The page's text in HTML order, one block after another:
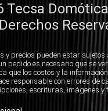
Tecsa
Derechos
y precios pueden estar
pedido es necesario que se
que los costos y la
responsable con errores de
escrituras, imágenes y